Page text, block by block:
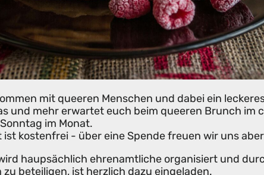
mit queeren Menschen und dabei ein
und mehr erwartet euch beim queeren Brunch im
im Monat.
ist kostenfrei - über eine Spende freuen wir uns
haupsächlich ehrenamtliche organisiert und
zu beteiligen, ist herzlich dazu eingeladen.